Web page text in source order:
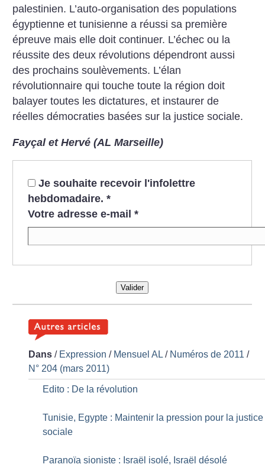
palestinien. L’auto-organisation des populations
égyptienne et tunisienne a réussi sa première
épreuve mais elle doit continuer. L’échec ou la
réussite des deux révolutions dépendront aussi
des prochains soulèvements. L’élan
révolutionnaire qui touche toute la région doit
balayer toutes les dictatures, et instaurer de
réelles démocraties basées sur la justice sociale.
Fayçal et Hervé (AL Marseille)
Je souhaite recevoir l'infolettre
hebdomadaire. *
Votre adresse e-mail *
Valider
Dans / Expression / Mensuel AL/ Numéros de 2011 /
N° 204 (mars 2011)
Edito : De la révolution
Tunisie, Egypte : Maintenir la pression pour la justice
sociale
Paranoïa sioniste : Israël isolé, Israël désolé